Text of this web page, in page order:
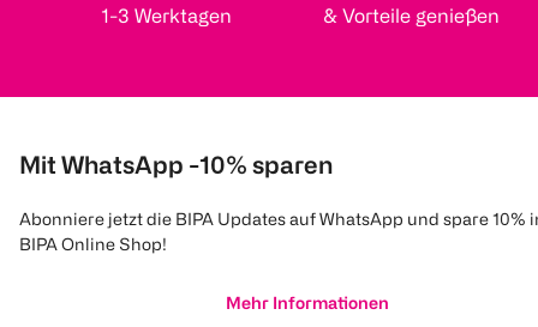
1-3 Werktagen
& Vorteile genießen
Mit WhatsApp -10% sparen
Abonniere jetzt die BIPA Updates auf WhatsApp und spare 10%
BIPA Online Shop!
Mehr Informationen